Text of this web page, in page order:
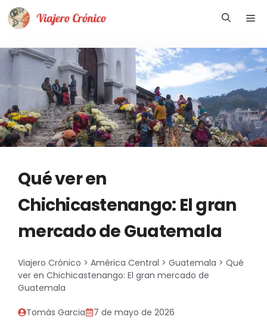
Saltar
Qué ver en
Chichicastenango: El gran
mercado de Guatemala
Viajero Crónico > América Central > Guatemala > Qué
ver en Chichicastenango: El gran mercado de
Guatemala
Tomàs Garcia 7 de mayo de 2026